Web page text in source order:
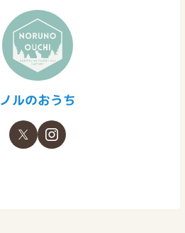
ノルのおうち